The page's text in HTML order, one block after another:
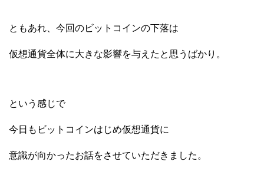
ともあれ、今回のビットコインの下落は
仮想通貨全体に大きな影響を与えたと思うばかり。
という感じで
今日もビットコインはじめ仮想通貨に
意識が向かったお話をさせていただきました。